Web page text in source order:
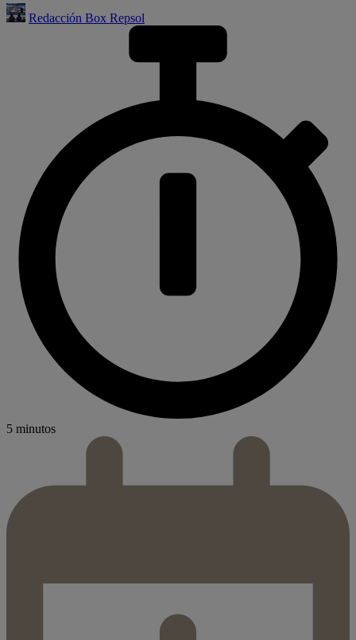
Redacción Box Repsol
5 minutos